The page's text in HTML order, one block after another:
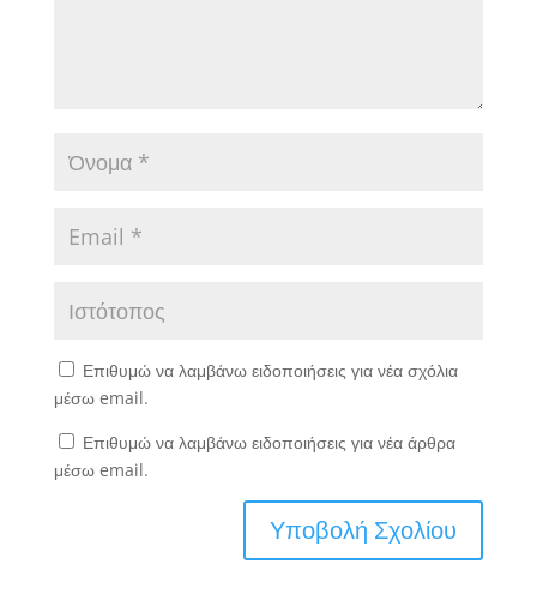
Επιθυμώ να λαμβάνω ειδοποιήσεις για νέα σχόλια
μέσω email.
Επιθυμώ να λαμβάνω ειδοποιήσεις για νέα άρθρα
μέσω email.